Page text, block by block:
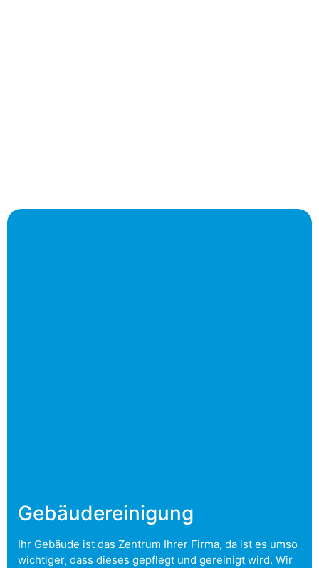
Gebäudereinigung
Ihr Gebäude ist das Zentrum Ihrer Firma, da ist es umso
wichtiger, dass dieses gepflegt und gereinigt wird. Wir